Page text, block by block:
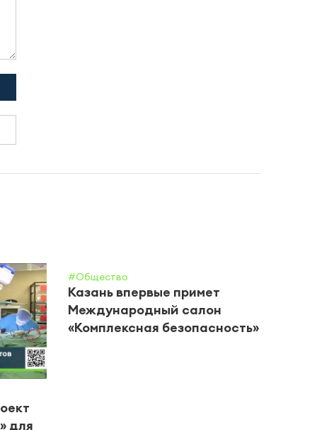
для
#Общество
Казань впервые примет
Международный салон
«Комплексная безопасность»